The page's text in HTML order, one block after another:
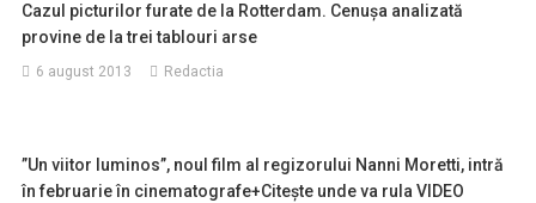
Cazul picturilor furate de la Rotterdam. Cenuşa analizată
provine de la trei tablouri arse
6 august 2013 Redactia
”Un viitor luminos”, noul film al regizorului Nanni Moretti, intră
în februarie în cinematografe+Citește unde va rula VIDEO